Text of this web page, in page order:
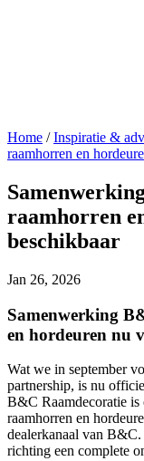
Home / Inspiratie &
raamhorren en
raamhorren
beschikbaar
Jan 26, 2026
Samenwerking
en hordeuren nu
Wat we in september
partnership, is nu
B&C Raamdecoratie is
raamhorren en
dealerkanaal van B&C.
richting een complete